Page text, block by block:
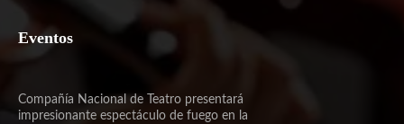
Eventos
Compañía Nacional de Teatro presentará
impresionante espectáculo de fuego en la